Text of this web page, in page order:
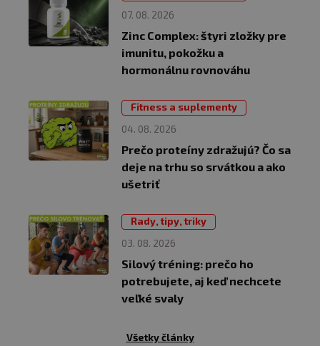
07. 08. 2026
Zinc Complex: štyri zložky pre
imunitu, pokožku a
hormonálnu rovnováhu
04. 08. 2026
Fitness a suplementy
Prečo proteíny zdražujú? Čo sa
deje na trhu so srvátkou a ako
ušetriť
03. 08. 2026
Rady, tipy, triky
Silový tréning: prečo ho
potrebujete, aj keď nechcete
veľké svaly
Všetky články